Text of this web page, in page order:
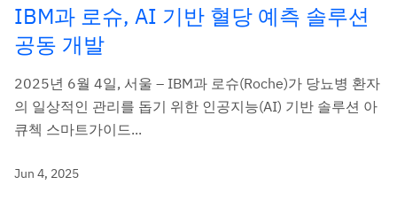
IBM과 로슈, AI 기반 혈당 예측 솔루션
공동 개발
2025년 6월 4일, 서울 – IBM과 로슈(Roche)가 당뇨병 환자
의 일상적인 관리를 돕기 위한 인공지능(AI) 기반 솔루션 아
큐첵 스마트가이드...
Jun 4, 2025